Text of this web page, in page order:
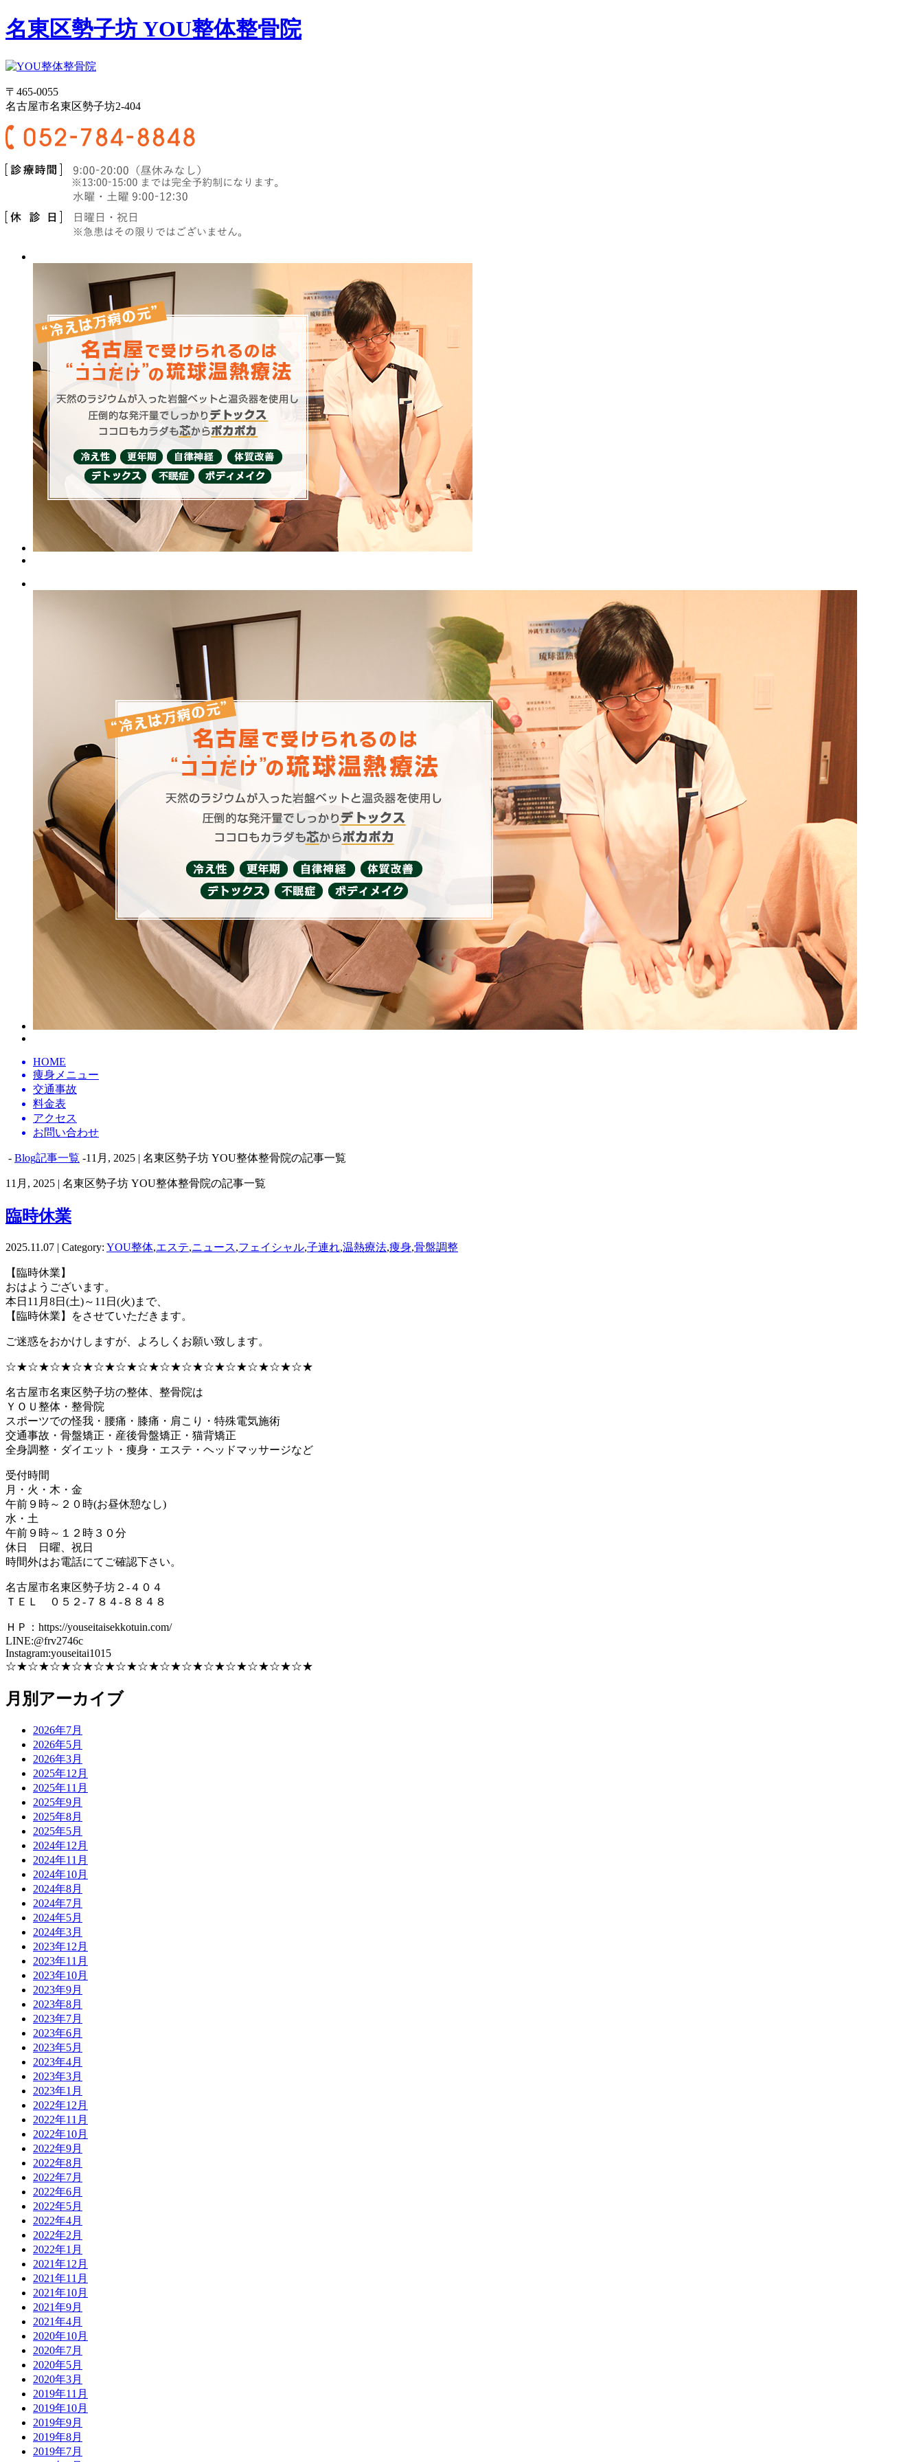
名東区勢子坊 YOU整体整骨院
〒465-0055
名古屋市名東区勢子坊2-404
HOME
痩身メニュー
交通事故
料金表
アクセス
お問い合わせ
- Blog記事一覧 -11月, 2025 | 名東区勢子坊 YOU整体整骨院の記事一覧
11月, 2025 | 名東区勢子坊 YOU整体整骨院の記事一覧
臨時休業
2025.11.07 | Category: YOU整体,エステ,ニュース,フェイシャル,子連れ,温熱療法,痩身,骨盤調整
【臨時休業】
おはようございます。
本日11月8日(土)～11日(火)まで、
【臨時休業】をさせていただきます。
ご迷惑をおかけしますが、よろしくお願い致します。
☆★☆★☆★☆★☆★☆★☆★☆★☆★☆★☆★☆★☆★☆★
名古屋市名東区勢子坊の整体、整骨院は
ＹＯＵ整体・整骨院
スポーツでの怪我・腰痛・膝痛・肩こり・特殊電気施術
交通事故・骨盤矯正・産後骨盤矯正・猫背矯正
全身調整・ダイエット・痩身・エステ・ヘッドマッサージなど
受付時間
月・火・木・金
午前９時～２０時(お昼休憩なし)
水・土
午前９時～１２時３０分
休日 日曜、祝日
時間外はお電話にてご確認下さい。
名古屋市名東区勢子坊２-４０４
ＴＥＬ ０５２-７８４-８８４８
ＨＰ：https://youseitaisekkotuin.com/
LINE:@frv2746c
Instagram:youseitai1015
☆★☆★☆★☆★☆★☆★☆★☆★☆★☆★☆★☆★☆★☆★
月別アーカイブ
2026年7月
2026年5月
2026年3月
2025年12月
2025年11月
2025年9月
2025年8月
2025年5月
2024年12月
2024年11月
2024年10月
2024年8月
2024年7月
2024年5月
2024年3月
2023年12月
2023年11月
2023年10月
2023年9月
2023年8月
2023年7月
2023年6月
2023年5月
2023年4月
2023年3月
2023年1月
2022年12月
2022年11月
2022年10月
2022年9月
2022年8月
2022年7月
2022年6月
2022年5月
2022年4月
2022年2月
2022年1月
2021年12月
2021年11月
2021年10月
2021年9月
2021年4月
2020年10月
2020年7月
2020年5月
2020年3月
2019年11月
2019年10月
2019年9月
2019年8月
2019年7月